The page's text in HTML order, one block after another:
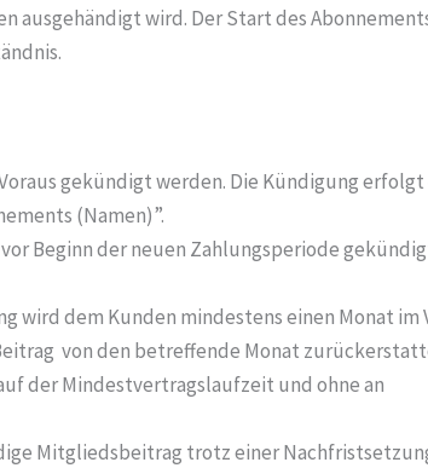
ausgehändigt wird. Der Start des
gekündigt werden. Die Kündigung
(Namen)”.
Beginn der neuen Zahlungsperiode
wird dem Kunden mindestens einen Monat im
von den betreffende Monat
der Mindestvertragslaufzeit und ohne an
Mitgliedsbeitrag trotz einer